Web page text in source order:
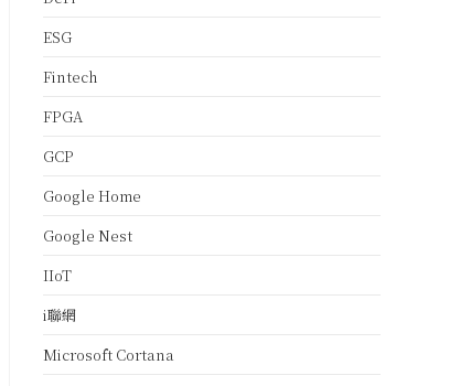
ESG
Fintech
FPGA
GCP
Google Home
Google Nest
IIoT
i聯網
Microsoft Cortana